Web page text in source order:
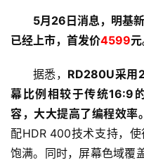
5月26日消息，明基
已经上市，首发价4599元
据悉， RD280U采用
幕比例相较于传统16:9
容，大大提高了编程效率。
配HDR 400技术支持，
饱满。同时，屏幕色域覆